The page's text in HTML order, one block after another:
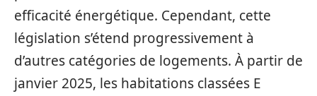
efficacité énergétique. Cependant, cette
législation s’étend progressivement à
d’autres catégories de logements. À partir de
janvier 2025, les habitations classées E